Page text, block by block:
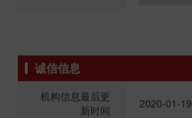
诚信信息
机构信息最后更
新时间
2020-01-19